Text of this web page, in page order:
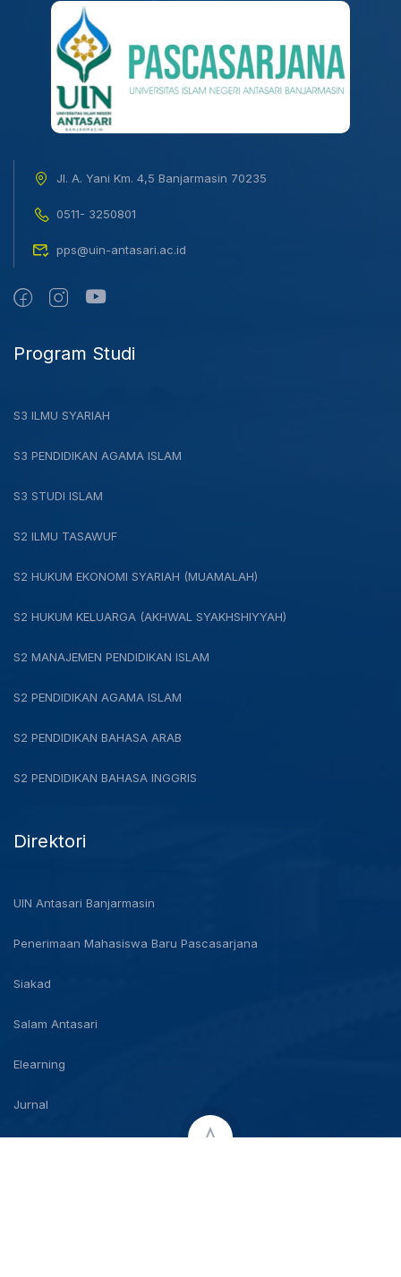
Jl. A. Yani Km. 4,5 Banjarmasin 70235
0511- 3250801
pps@uin-antasari.ac.id
Program Studi
S3 ILMU SYARIAH
S3 PENDIDIKAN AGAMA ISLAM
S3 STUDI ISLAM
S2 ILMU TASAWUF
S2 HUKUM EKONOMI SYARIAH (MUAMALAH)
S2 HUKUM KELUARGA (AKHWAL SYAKHSHIYYAH)
S2 MANAJEMEN PENDIDIKAN ISLAM
S2 PENDIDIKAN AGAMA ISLAM
S2 PENDIDIKAN BAHASA ARAB
S2 PENDIDIKAN BAHASA INGGRIS
Direktori
UIN Antasari Banjarmasin
Penerimaan Mahasiswa Baru Pascasarjana
Siakad
Salam Antasari
Elearning
Jurnal